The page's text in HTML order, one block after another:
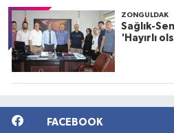
ZONGULDAK
Sağlık-
'Hayırlı
FACEBOOK